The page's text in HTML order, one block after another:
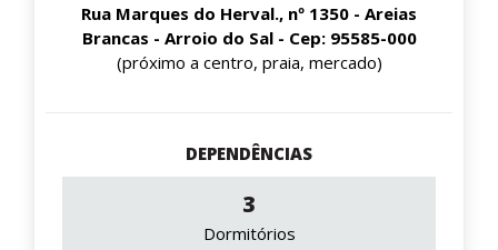
Rua Marques do Herval., nº 1350 - Areias
Brancas - Arroio do Sal - Cep: 95585-000
(próximo a centro, praia, mercado)
DEPENDÊNCIAS
3
Dormitórios